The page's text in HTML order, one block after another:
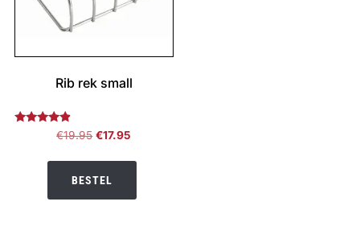
Rib rek small
Gewaardeerd
€19.95 Oorspronkelijke
€19.95.
€17.95
BESTEL